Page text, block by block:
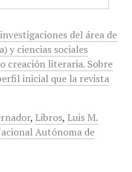
del área de
y ciencias sociales
creación literaria. Sobre
inicial que la revista
, Libros, Luis M.
Autónoma de